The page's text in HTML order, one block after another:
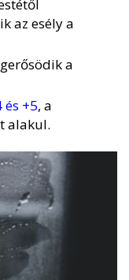
az esély a
a
és +5, a
alakul.